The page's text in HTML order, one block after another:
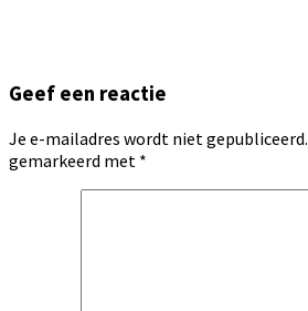
Geef een reactie
Je e-mailadres wordt niet gepubliceerd.
gemarkeerd met *